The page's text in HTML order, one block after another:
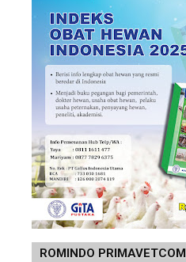
ROMINDO PRIMAVETCOM